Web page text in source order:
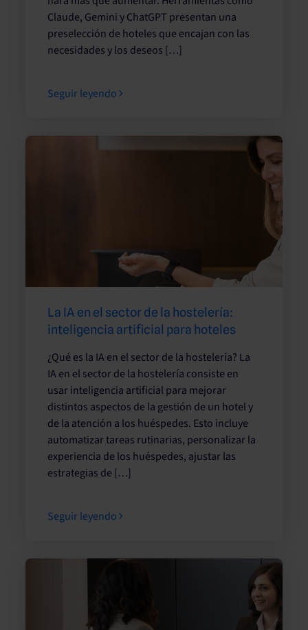
Claude, Gemini y ChatGPT presentan una
preselección de hoteles que encajan con las
necesidades y los deseos […]
Seguir leyendo
La IA en el sector de la hostelería:
inteligencia artificial para hoteles
¿Qué es la IA en el sector de la hostelería? La
IA en el sector de la hostelería consiste en
usar inteligencia artificial para mejorar
distintos aspectos de la gestión de un hotel y
de la atención a los huéspedes. Esto incluye
automatizar tareas rutinarias, personalizar la
experiencia de los huéspedes, ajustar las
estrategias de […]
Seguir leyendo